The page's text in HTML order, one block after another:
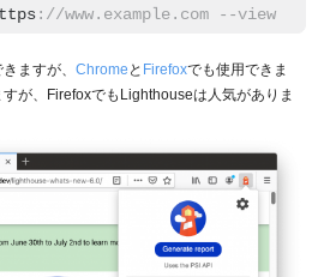
://www.example.com --view
ますが、 Chrome と Firefoxでも使用できま
が、FirefoxでもLighthouseは人気がありま